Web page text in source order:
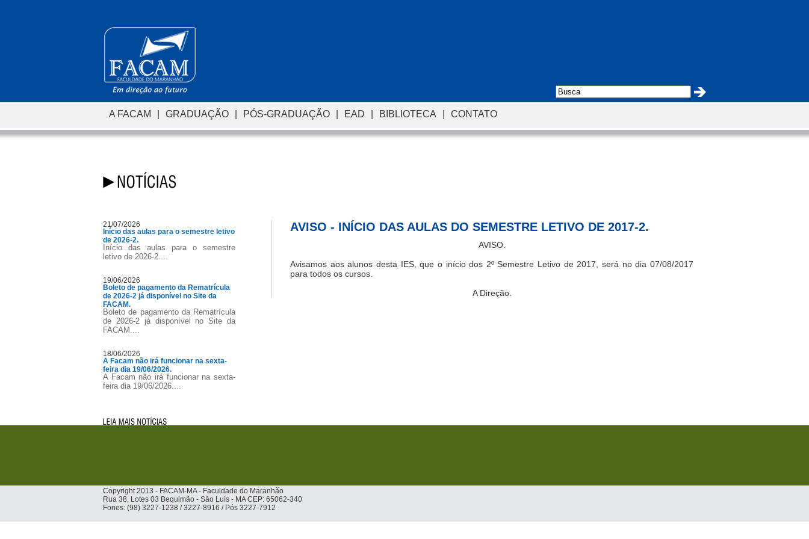
A FACAM | GRADUAÇÃO | PÓS-GRADUAÇÃO | EAD | BIBLIOTECA | CONTATO
21/07/2026
Início das aulas para o semestre letivo
de 2026-2.
Início das aulas para o semestre
letivo de 2026-2....
19/06/2026
Boleto de pagamento da Rematrícula
de 2026-2 já disponível no Site da
FACAM.
Boleto de pagamento da Rematrícula
de 2026-2 já disponível no Site da
FACAM....
18/06/2026
A Facam não irá funcionar na sexta-
feira dia 19/06/2026.
A Facam não irá funcionar na sexta-
feira dia 19/06/2026....
AVISO - INÍCIO DAS AULAS DO SEMESTRE LETIVO DE 2017-2.
AVISO.
Avisamos aos alunos desta IES, que o início dos 2º Semestre Letivo de 2017 , será no dia07/08/2017
para todos os cursos.
A Direção.
Copyright 2013 - FACAM-MA - Faculdade do Maranhão
Rua 38, Lotes 03 Bequimão - São Luís - MA CEP: 65062-340
Fones: (98) 3227-1238 / 3227-8916 / Pós 3227-7912